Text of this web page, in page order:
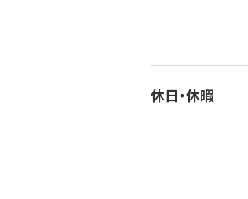
休日・休暇